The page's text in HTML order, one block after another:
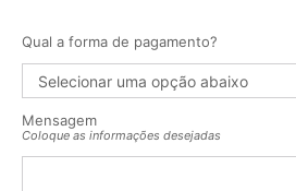
Qual a forma de pagamento?
Mensagem
Coloque as informações desejadas